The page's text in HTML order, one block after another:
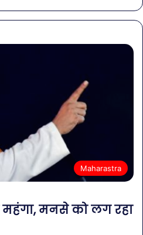
Maharastra
महंगा, मनसे को लग रहा